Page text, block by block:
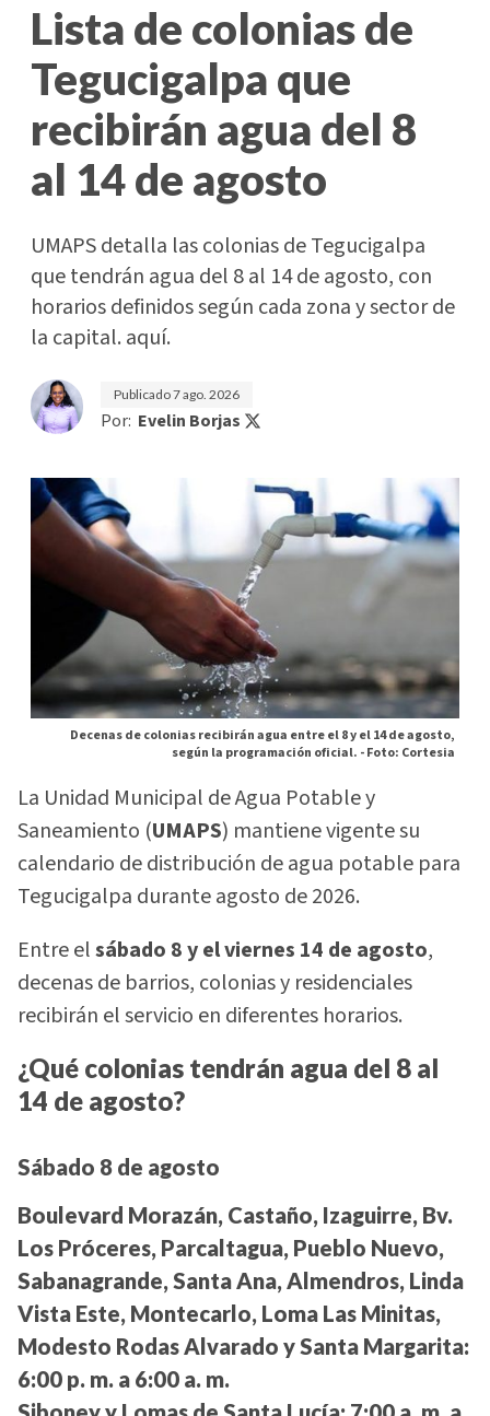
Lista de colonias de
Tegucigalpa que
recibirán agua del 8
al 14 de agosto
UMAPS detalla las colonias de Tegucigalpa
que tendrán agua del 8 al 14 de agosto, con
horarios definidos según cada zona y sector de
la capital. aquí.
Publicado7 ago. 2026
Por: Evelin Borjas
Decenas de colonias recibirán agua entre el 8 y el 14 de agosto,
según la programación oficial. -Foto: Cortesia
La Unidad Municipal de Agua Potable y
Saneamiento (UMAPS) mantiene vigente su
calendario de distribución de agua potable para
Tegucigalpa durante agosto de 2026.
Entre elsábado 8 y el viernes 14 de agosto,
decenas de barrios, colonias y residenciales
recibirán el servicio en diferentes horarios.
¿Qué colonias tendrán agua del 8 al
14 de agosto?
Sábado 8 de agosto
Boulevard Morazán, Castaño, Izaguirre, Bv.
Los Próceres, Parcaltagua, Pueblo Nuevo,
Sabanagrande, Santa Ana, Almendros, Linda
Vista Este, Montecarlo, Loma Las Minitas,
Modesto Rodas Alvarado y Santa Margarita:
6:00 p. m. a 6:00 a. m.